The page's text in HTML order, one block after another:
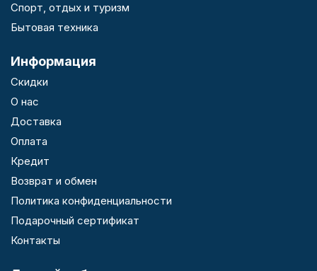
Спорт, отдых и туризм
Бытовая техника
Информация
Скидки
О нас
Доставка
Оплата
Кредит
Возврат и обмен
Политика конфиденциальности
Подарочный сертификат
Контакты